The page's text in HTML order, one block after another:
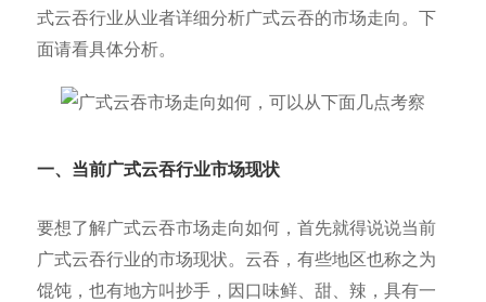
式云吞行业从业者详细分析广式云吞的市场走向。下
面请看具体分析。
一、当前广式云吞行业市场现状
要想了解广式云吞市场走向如何，首先就得说说当前
广式云吞行业的市场现状。云吞，有些地区也称之为
馄饨，也有地方叫抄手，因口味鲜、甜、辣，具有一